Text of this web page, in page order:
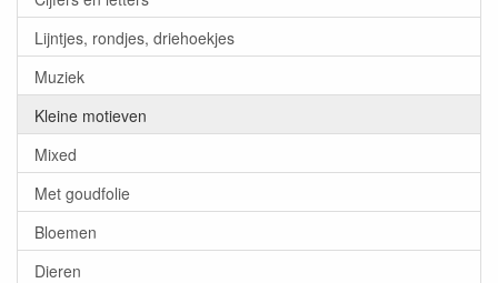
Lijntjes, rondjes, driehoekjes
Muziek
Kleine motieven
Mixed
Met goudfolie
Bloemen
Dieren